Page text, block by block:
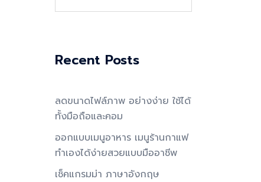
Recent Posts
ลดขนาดไฟล์ภาพ อย่างง่าย ใช้ได้
ทั้งมือถือและคอม
ออกแบบเมนูอาหาร เมนูร้านกาแฟ
ทำเองได้ง่ายสวยแบบมืออาชีพ
เช็คแกรมม่า ภาษาอังกฤษ